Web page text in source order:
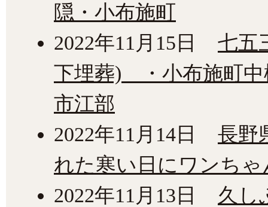
隠・小布施町
2022年11月15日
七五
下埋葬) ・小布施町
市江部
2022年11月14日
長野
れた寒い日にワンち
2022年11月13日
久し